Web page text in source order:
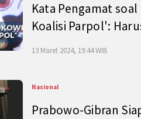
Kata Pengamat
Koalisi Parpol':
13 Maret 2024, 19:44 WIB
Nasional
Prabowo-Gibran